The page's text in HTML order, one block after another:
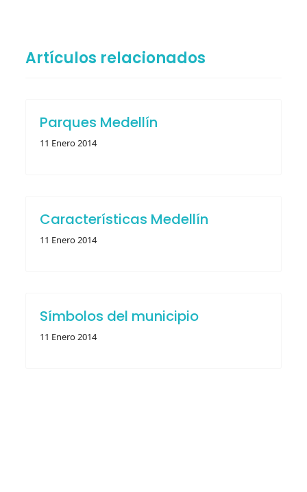
Artículos relacionados
Parques Medellín
11 Enero 2014
Características Medellín
11 Enero 2014
Símbolos del municipio
11 Enero 2014